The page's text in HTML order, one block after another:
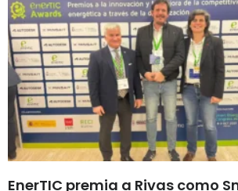
EnerTIC premia a Rivas como